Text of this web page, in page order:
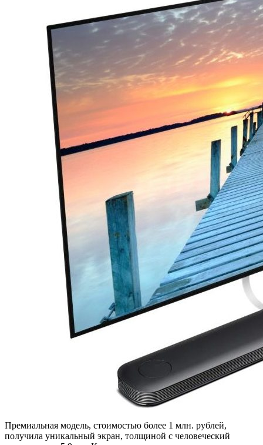
Премиальная модель, стоимостью более 1 млн. рублей,
получила уникальный экран, толщиной с человеческий